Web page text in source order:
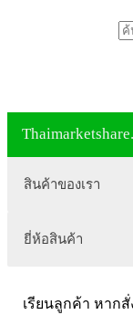
สินค้าของเรา
สินค้าขายดี
สมุนไพรไ
ยี่ห้อสินค้า
Biogrow
เรียนลูกค้า หาก